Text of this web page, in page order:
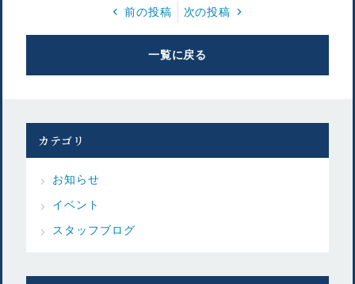
前の投稿 次の投稿
一覧に戻る
カテゴリ
お知らせ
イベント
スタッフブログ